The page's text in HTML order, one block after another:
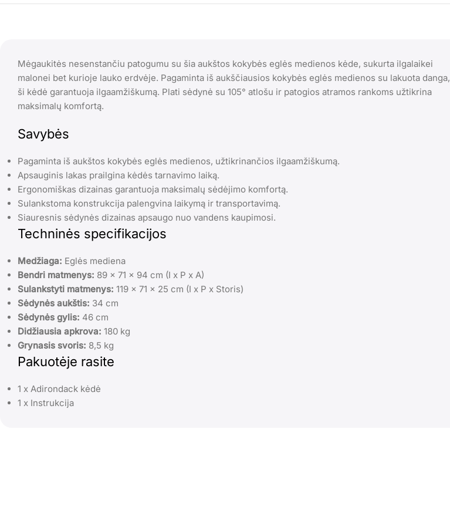
Mėgaukitės nesenstančiu patogumu su šia aukštos kokybės eglės medienos kėde, sukurta ilgalaikei
malonei bet kurioje lauko erdvėje. Pagaminta iš aukščiausios kokybės eglės medienos su lakuota danga,
ši kėdė garantuoja ilgaamžiškumą. Plati sėdynė su 105° atlošu ir patogios atramos rankoms užtikrina
maksimalų komfortą.
Savybės
Pagaminta iš aukštos kokybės eglės medienos, užtikrinančios ilgaamžiškumą.
Apsauginis lakas prailgina kėdės tarnavimo laiką.
Ergonomiškas dizainas garantuoja maksimalų sėdėjimo komfortą.
Sulankstoma konstrukcija palengvina laikymą ir transportavimą.
Siauresnis sėdynės dizainas apsaugo nuo vandens kaupimosi.
Techninės specifikacijos
Medžiaga: Eglės mediena
Bendri matmenys: 89 x 71 x 94 cm (I x P x A)
Sulankstyti matmenys: 119 x 71 x 25 cm (I x P x Storis)
Sėdynės aukštis: 34 cm
Sėdynės gylis: 46 cm
Didžiausia apkrova: 180 kg
Grynasis svoris: 8,5 kg
Pakuotėje rasite
1 x Adirondack kėdė
1 x Instrukcija